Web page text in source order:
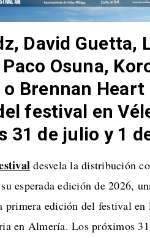
David Guetta,
Osuna,
o Brennan
festival en
31 de julio y 1
desvela la distribución
esperada edición de 2026,
primera edición del festival en
en Almería. Los próximos